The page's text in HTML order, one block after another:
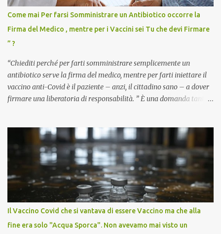
Come mai Per farsi Somministrare un Antibiotico occorre la
Firma del Medico , mentre per i Vaccini sei Tu che devi Firmare
” ?
“Chiediti perché per farti somministrare semplicemente un
antibiotico serve la firma del medico, mentre per farti iniettare il
vaccino anti-Covid è il paziente – anzi, il cittadino sano – a dover
firmare una liberatoria di responsabilità. ” È una domanda tanto
pandemia. Un interrogativo che dovrebbe scuotere chiunque abbia
ancora il coraggio di pensare con la propria testa. Per il vaccino
anti-Covid, un pro-farmaco, con autorizzazione condizionata,
sviluppato in tempi record, con tecnologie mai utilizzate prima su
larga scala, ancora oggetto di studio e di discussione
internazionale serve solo una firma. La tua. Lo si somministra
anche a persone sane, giovani, senza fattori di rischio, spesso già
serve una prescrizione. Non c’è diagnosi. Non c’è presa in carico.
Il Vaccino Covid che si vantava di essere Vaccino ma che alla
fine era solo "Acqua Sporca". Non avevamo mai visto un